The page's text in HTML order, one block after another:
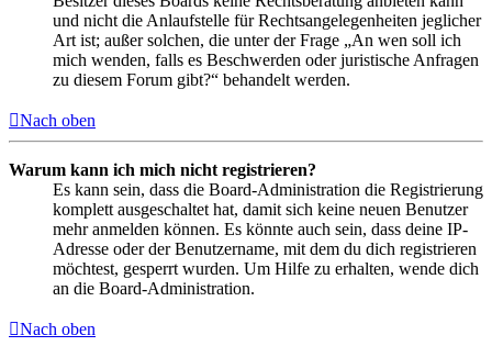
und nicht die Anlaufstelle für Rechtsangelegenheiten jeglicher
Art ist; außer solchen, die unter der Frage „An wen soll ich
mich wenden, falls es Beschwerden oder juristische Anfragen
zu diesem Forum gibt?“ behandelt werden.
Nach oben
Warum kann ich mich nicht registrieren?
Es kann sein, dass die Board-Administration die Registrierung
komplett ausgeschaltet hat, damit sich keine neuen Benutzer
mehr anmelden können. Es könnte auch sein, dass deine IP-
Adresse oder der Benutzername, mit dem du dich registrieren
möchtest, gesperrt wurden. Um Hilfe zu erhalten, wende dich
an die Board-Administration.
Nach oben